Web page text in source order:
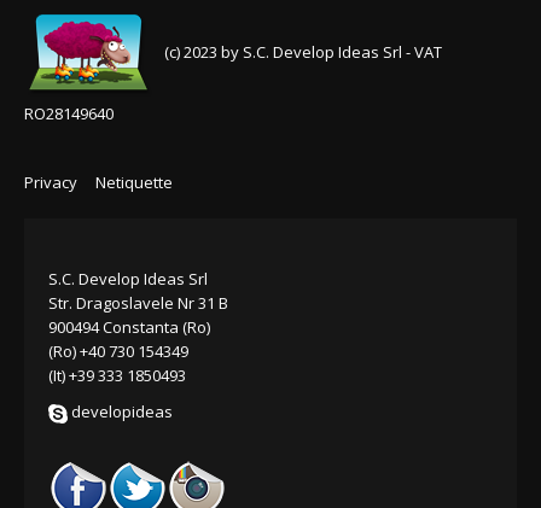
(c) 2023 by S.C. Develop Ideas Srl - VAT
RO28149640
Privacy Netiquette
S.C. Develop Ideas Srl
Str. Dragoslavele Nr 31 B
900494 Constanta (Ro)
(Ro) +40 730 154349
(It) +39 333 1850493
developideas